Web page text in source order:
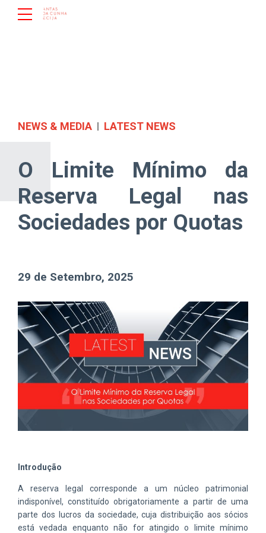
NEWS & MEDIA LATEST NEWS
O Limite Mínimo da
Reserva Legal nas
Sociedades por Quotas
29 de Setembro, 2025
Introdução
A reserva legal corresponde a um núcleo patrimonial
indisponível, constituído obrigatoriamente a partir de uma
parte dos lucros da sociedade, cuja distribuição aos sócios
está vedada enquanto não for atingido o limite mínimo